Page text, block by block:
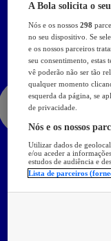
A Bola solicita o
Nós e os nossos 298
no seu dispositivo. Se
e os nossos parceiros
seu consentimento, estas
vê poderão não ser tão
qualquer momento
esquerda da página, se
de privacidade.
Nós e os nossos
Utilizar dados de
e/ou aceder a
estudos de audiência e
Lista de parceiros